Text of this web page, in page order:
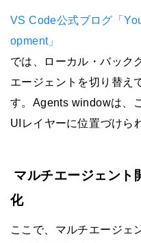
VS Code公式ブログ「
opment」
では、ローカル・バック
エージェントを切り替え
す。Agents windowは、
UIレイヤーに位置づけら
マルチエージェント
化
ここで、マルチエージェ